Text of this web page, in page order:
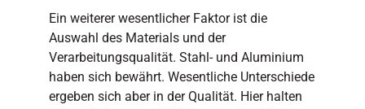
Ein weiterer wesentlicher Faktor ist die
Auswahl des Materials und der
Verarbeitungsqualität. Stahl- und Aluminium
haben sich bewährt. Wesentliche Unterschiede
ergeben sich aber in der Qualität. Hier halten